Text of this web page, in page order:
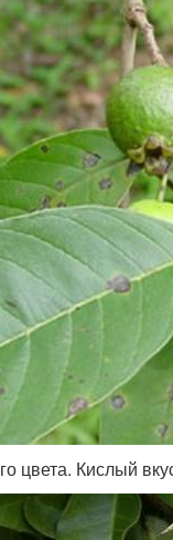
цвета. Кислый